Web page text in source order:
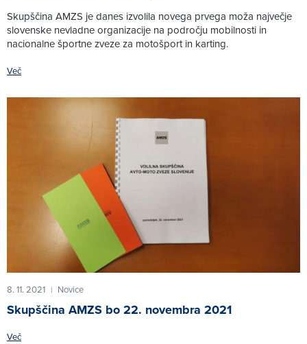
Skupščina AMZS je danes izvolila novega prvega moža največje
slovenske nevladne organizacije na področju mobilnosti in
nacionalne športne zveze za motošport in karting.
Več
8. 11. 2021 | Novice
Skupščina AMZS bo 22. novembra 2021
Več